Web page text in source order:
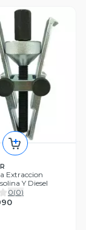
Extraccion
Y Diesel
0(0)